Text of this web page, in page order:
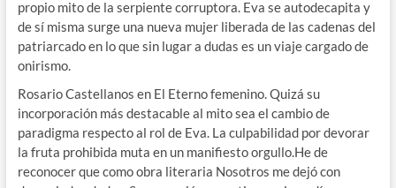
propio mito de la serpiente corruptora. Eva se autodecapita y
de sí misma surge una nueva mujer liberada de las cadenas del
patriarcado en lo que sin lugar a dudas es un viaje cargado de
onirismo.
Rosario Castellanos en El Eterno femenino. Quizá su
incorporación más destacable al mito sea el cambio de
paradigma respecto al rol de Eva. La culpabilidad por devorar
la fruta prohibida muta en un manifiesto orgullo.He de
reconocer que como obra literaria Nosotros me dejó con